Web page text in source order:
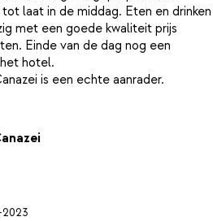
laat in de middag. Eten en drinken
met een goede kwaliteit prijs
Einde van de dag nog een
hotel.